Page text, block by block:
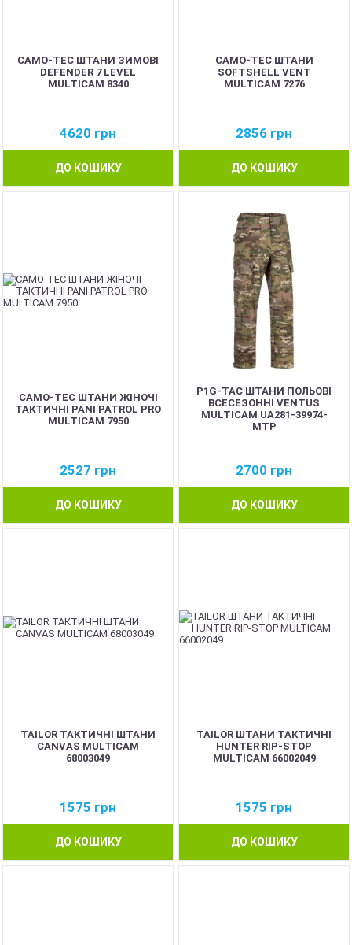
CAMO-TEC ШТАНИ ЗИМОВІ
DEFENDER 7 LEVEL
MULTICAM 8340
4620 грн
ДО КОШИКУ
CAMO-TEC ШТАНИ
SOFTSHELL VENT
MULTICAM 7276
2856 грн
ДО КОШИКУ
CAMO-TEC ШТАНИ ЖІНОЧІ
ТАКТИЧНІ PANI PATROL PRO
MULTICAM 7950
2527 грн
ДО КОШИКУ
P1G-TAC ШТАНИ ПОЛЬОВІ
ВСЕСЕЗОННІ VENTUS
MULTICAM UA281-39974-
MTP
2700 грн
ДО КОШИКУ
TAILOR ТАКТИЧНІ ШТАНИ
CANVAS MULTICAM
68003049
1575 грн
ДО КОШИКУ
TAILOR ШТАНИ ТАКТИЧНІ
HUNTER RIP-STOP
MULTICAM 66002049
1575 грн
ДО КОШИКУ